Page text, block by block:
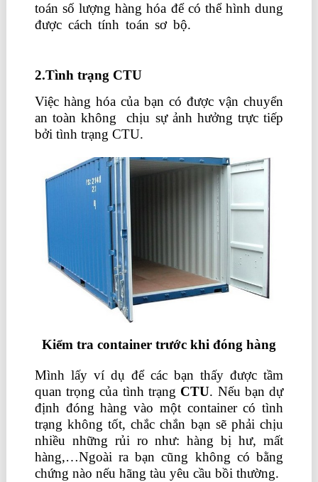
toán số lượng hàng hóa để có thể hình dung
được cách tính toán sơ bộ.
2.Tình trạng CTU
Việc hàng hóa của bạn có được vận chuyển
an toàn không chịu sự ảnh hưởng trực tiếp
bởi tình trạng CTU.
Kiểm tra container trước khi đóng hàng
Mình lấy ví dụ để các bạn thấy được tầm
quan trọng của tình trạng CTU. Nếu bạn dự
định đóng hàng vào một container có tình
trạng không tốt, chắc chắn bạn sẽ phải chịu
nhiều những rủi ro như: hàng bị hư, mất
hàng,…Ngoài ra bạn cũng không có bằng
chứng nào nếu hãng tàu yêu cầu bồi thường.